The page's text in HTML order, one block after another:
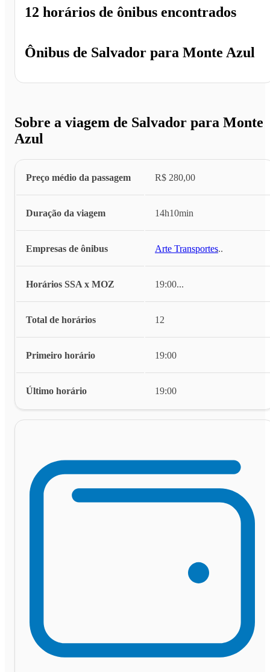
Ônibus de Salvador para Monte Azul
12 horários de ônibus encontrados
Sobre a viagem de Salvador para Monte
Azul
Preço médio da passagem R$ 280,00
Duração da viagem 14h10min
Empresas de ônibus Arte Transportes...
Horários SSA x MOZ 19:00...
Total de horários 12
Primeiro horário 19:00
Último horário 19:00